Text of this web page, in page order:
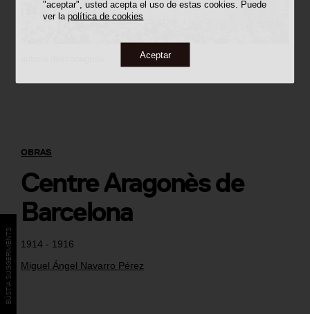
"aceptar", usted acepta el uso de estas cookies. Puede
ver lapolítica de cookies
Aceptar
1914 - 1916
Miguel Ángel Navarro Pérez
OBRAS
Centre Aragonès de
Barcelona
BÚSTIA SUGGERIMENTS